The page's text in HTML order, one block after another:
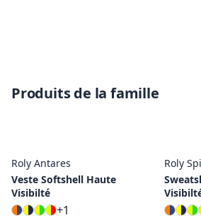
Produits de la famille
Roly Antares
Veste Softshell Haute
Visibilté
+1
Roly